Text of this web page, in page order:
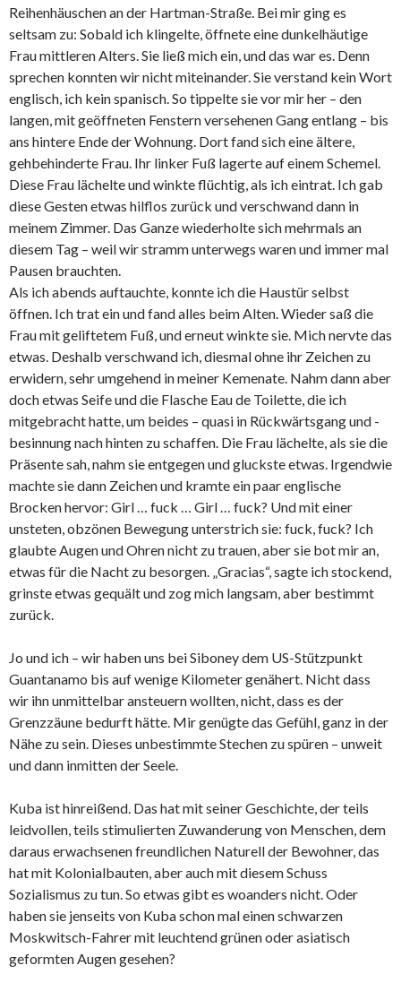
Reihenhäuschen an der Hartman-Straße. Bei mir ging es
seltsam zu: Sobald ich klingelte, öffnete eine dunkelhäutige
Frau mittleren Alters. Sie ließ mich ein, und das war es. Denn
sprechen konnten wir nicht miteinander. Sie verstand kein Wort
englisch, ich kein spanisch. So tippelte sie vor mir her – den
langen, mit geöffneten Fenstern versehenen Gang entlang – bis
ans hintere Ende der Wohnung. Dort fand sich eine ältere,
gehbehinderte Frau. Ihr linker Fuß lagerte auf einem Schemel.
Diese Frau lächelte und winkte flüchtig, als ich eintrat. Ich gab
diese Gesten etwas hilflos zurück und verschwand dann in
meinem Zimmer. Das Ganze wiederholte sich mehrmals an
diesem Tag – weil wir stramm unterwegs waren und immer mal
Pausen brauchten.
Als ich abends auftauchte, konnte ich die Haustür selbst
öffnen. Ich trat ein und fand alles beim Alten. Wieder saß die
Frau mit geliftetem Fuß, und erneut winkte sie. Mich nervte das
etwas. Deshalb verschwand ich, diesmal ohne ihr Zeichen zu
erwidern, sehr umgehend in meiner Kemenate. Nahm dann aber
doch etwas Seife und die Flasche Eau de Toilette, die ich
mitgebracht hatte, um beides – quasi in Rückwärtsgang und -
besinnung nach hinten zu schaffen. Die Frau lächelte, als sie die
Präsente sah, nahm sie entgegen und gluckste etwas. Irgendwie
machte sie dann Zeichen und kramte ein paar englische
Brocken hervor: Girl … fuck … Girl … fuck? Und mit einer
unsteten, obzönen Bewegung unterstrich sie: fuck, fuck? Ich
glaubte Augen und Ohren nicht zu trauen, aber sie bot mir an,
etwas für die Nacht zu besorgen. „Gracias“, sagte ich stockend,
grinste etwas gequält und zog mich langsam, aber bestimmt
zurück.
Jo und ich – wir haben uns bei Siboney dem US-Stützpunkt
Guantanamo bis auf wenige Kilometer genähert. Nicht dass
wir ihn unmittelbar ansteuern wollten, nicht, dass es der
Grenzzäune bedurft hätte. Mir genügte das Gefühl, ganz in der
Nähe zu sein. Dieses unbestimmte Stechen zu spüren – unweit
und dann inmitten der Seele.
Kuba ist hinreißend. Das hat mit seiner Geschichte, der teils
leidvollen, teils stimulierten Zuwanderung von Menschen, dem
daraus erwachsenen freundlichen Naturell der Bewohner, das
hat mit Kolonialbauten, aber auch mit diesem Schuss
Sozialismus zu tun. So etwas gibt es woanders nicht. Oder
haben sie jenseits von Kuba schon mal einen schwarzen
Moskwitsch-Fahrer mit leuchtend grünen oder asiatisch
geformten Augen gesehen?